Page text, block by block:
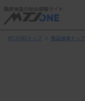
臨床検査の総合情報サイト
MTJONEトップ ＞ 製品検索トップ